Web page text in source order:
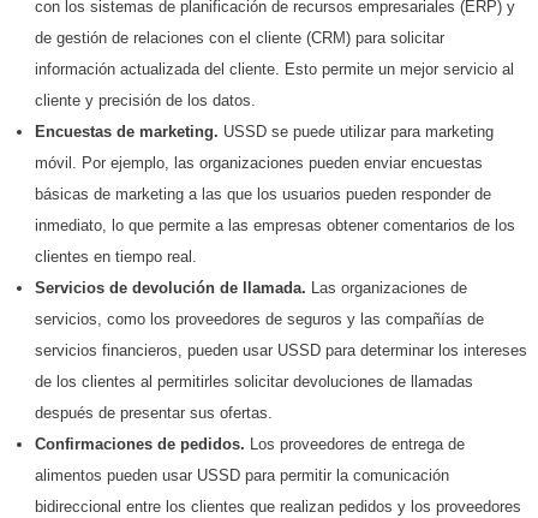
con los sistemas de planificación de recursos empresariales (ERP) y
de gestión de relaciones con el cliente (CRM) para solicitar
información actualizada del cliente. Esto permite un mejor servicio al
cliente y precisión de los datos.
Encuestas de marketing. USSD se puede utilizar para marketing
móvil. Por ejemplo, las organizaciones pueden enviar encuestas
básicas de marketing a las que los usuarios pueden responder de
inmediato, lo que permite a las empresas obtener comentarios de los
clientes en tiempo real.
Servicios de devolución de llamada. Las organizaciones de
servicios, como los proveedores de seguros y las compañías de
servicios financieros, pueden usar USSD para determinar los intereses
de los clientes al permitirles solicitar devoluciones de llamadas
después de presentar sus ofertas.
Confirmaciones de pedidos. Los proveedores de entrega de
alimentos pueden usar USSD para permitir la comunicación
bidireccional entre los clientes que realizan pedidos y los proveedores